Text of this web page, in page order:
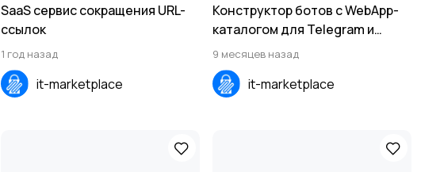
SaaS сервис сокращения URL-
ссылок
1 год назад
it-marketplace
Конструктор ботов с WebApp-
каталогом для Telegram и
WhatsApp
9 месяцев назад
it-marketplace